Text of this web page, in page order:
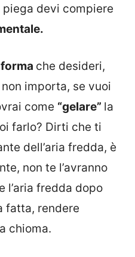
devi compiere
forma che desideri,
importa, se vuoi
come “gelare” la
farlo? Dirti che ti
dell’aria fredda, è
non te l’avranno
l’aria fredda dopo
fatta, rendere
chioma.